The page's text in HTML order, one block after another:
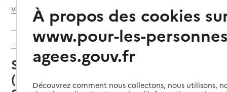
Voir le fil d’Ariane
Retour aux résultats de l'annuaire
Service autonomie à domicile
(aide) – Domitys la Plume de
À propos des cookies
www.pour-les-
agees.gouv.fr
Découvrez comment nous collectons, nous utilisons,